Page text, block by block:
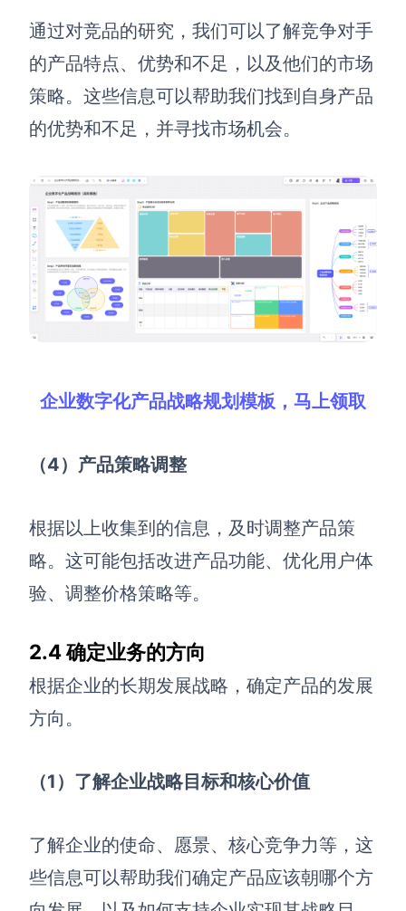
通过对竞品的研究，我们可以了解竞争对手
的产品特点、优势和不足，以及他们的市场
策略。这些信息可以帮助我们找到自身产品
的优势和不足，并寻找市场机会。
企业数字化产品战略规划模板，马上领取
（4）产品策略调整
根据以上收集到的信息，及时调整产品策
略。这可能包括改进产品功能、优化用户体
验、调整价格策略等。
2.4确定业务的方向
根据企业的长期发展战略，确定产品的发展
方向。
（1）了解企业战略目标和核心价值
了解企业的使命、愿景、核心竞争力等，这
些信息可以帮助我们确定产品应该朝哪个方